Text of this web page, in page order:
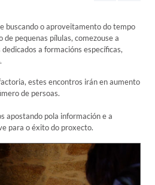
buscando o aproveitamento do tempo
pequenas pílulas, comezouse a
a formacións específicas,
estes encontros irán en aumento
de persoas.
apostando pola información e a
para o éxito do proxecto.